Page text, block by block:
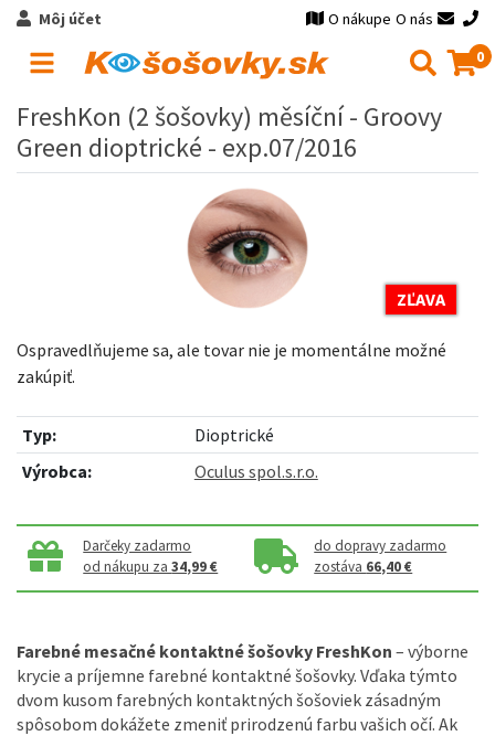
Môj účet O nákupe O nás
0
FreshKon (2 šošovky) měsíční - Groovy
Green dioptrické - exp.07/2016
ZĽAVA
Ospravedlňujeme sa, ale tovar nie je momentálne možné
zakúpiť.
Typ:
Dioptrické
Výrobca:
Oculus spol.s.r.o.
Darčeky zadarmo
od nákupu za34,99 €
do dopravy zadarmo
zostáva 66,40 €
Farebné mesačné kontaktné šošovky FreshKon – výborne
krycie a príjemne farebné kontaktné šošovky. Vďaka týmto
dvom kusom farebných kontaktných šošoviek zásadným
spôsobom dokážete zmeniť prirodzenú farbu vašich očí. Ak